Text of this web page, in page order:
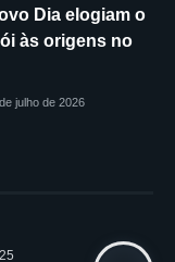
Dia elogiam o
às origens no
julho de 2026